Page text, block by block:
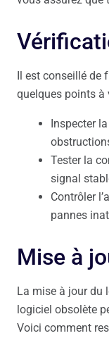
Il est conseillé
quelques points à
Inspecter
Tester la
signal
Contrôler
pannes
Mise à
La mise à jour du
logiciel obsolète
Voici comment